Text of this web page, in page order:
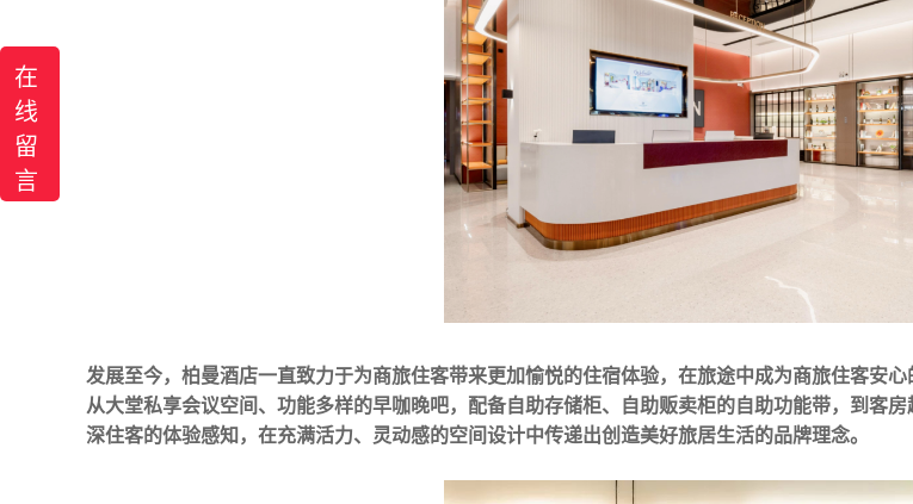
发展至今，柏曼酒店一直致力于为商旅住客带来更加愉悦的住宿体验，在旅途中成为商旅住客安
从大堂私享会议空间、功能多样的早咖晚吧，配备自助存储柜、自助贩卖柜的自助功能带，到客
深住客的体验感知，在充满活力、灵动感的空间设计中传递出创造美好旅居生活的品牌理念。
在
线
留
言